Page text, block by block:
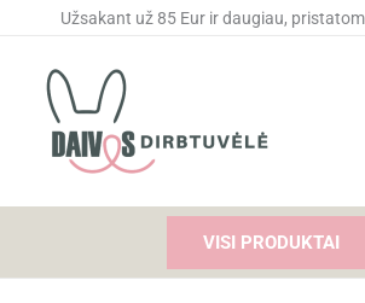
Užsakant už 85 Eur ir daugiau,
VISI PRODUKTAI